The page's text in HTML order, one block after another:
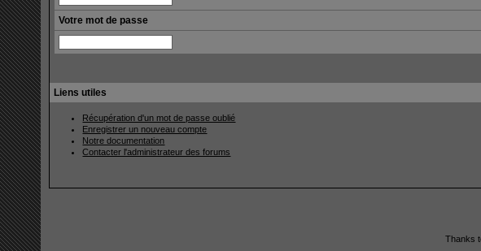
Votre mot de passe
Liens utiles
Récupération d'un mot de passe oublié
Enregistrer un nouveau compte
Notre documentation
Contacter l'administrateur des forums
Thanks